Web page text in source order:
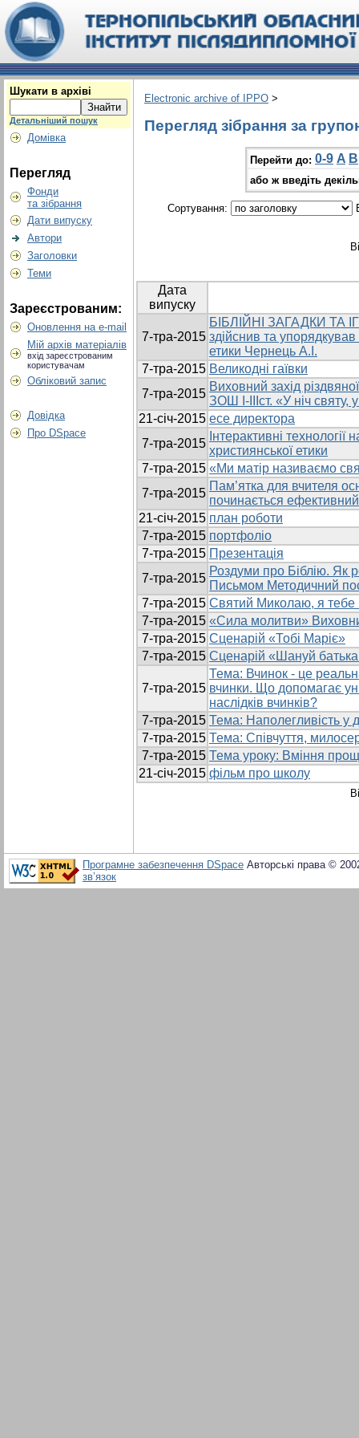
Шукати в архіві
Детальніший пошук
Домівка
Перегляд
Фонди
та зібрання
Дати випуску
Автори
Заголовки
Теми
Зареєстрованим:
Оновлення на e-mail
Мій архів матеріалів
вхід зареєстрованим
користувачам
Обліковий запис
Довідка
Про DSpace
Electronic archive of IPPO >
Перегляд зібрання за
Перейти до: 0-9 A B
або ж введіть
Сортування:
Дата
випуску
7-тра-2015
БІБЛІЙНІ ЗАГАДКИ ТА
здійснив та
етики Чернець А.І.
7-тра-2015 Великодні гаївки
7-тра-2015
Виховний захід
ЗОШ І-ІІІст. «У ніч святу,
21-січ-2015 есе директора
7-тра-2015
Інтерактивні
християнської етики
7-тра-2015 «Ми матір називаємо
7-тра-2015
Пам’ятка для вчителя
починається
21-січ-2015 план роботи
7-тра-2015 портфоліо
7-тра-2015 Презентація
7-тра-2015
Роздуми про Біблію. Як
Письмом Методичний
7-тра-2015 Святий Миколаю, я тебе
7-тра-2015 «Сила молитви»
7-тра-2015 Сценарій «Тобі Маріє»
7-тра-2015 Сценарій «Шануй
7-тра-2015
Тема: Вчинок - це
вчинки. Що допомагає
наслiдкiв вчинкiв?
7-тра-2015 Тема: Наполегливість у
7-тра-2015 Тема: Співчуття,
7-тра-2015 Тема уроку: Вміння
21-січ-2015 фільм про школу
Програмне забезпечення DSpace Авторські права ©
зв’язок